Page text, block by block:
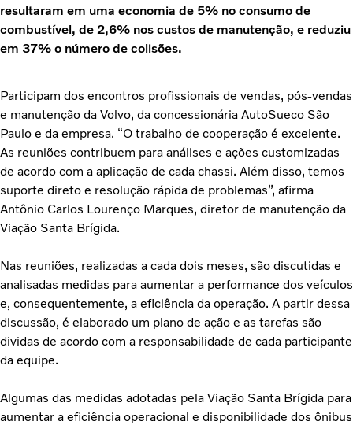
resultaram em uma economia de 5% no consumo de
combustível, de 2,6% nos custos de manutenção, e reduziu
em 37% o número de colisões.
Participam dos encontros profissionais de vendas, pós-vendas
e manutenção da Volvo, da concessionária AutoSueco São
Paulo e da empresa. “O trabalho de cooperação é excelente.
As reuniões contribuem para análises e ações customizadas
de acordo com a aplicação de cada chassi. Além disso, temos
suporte direto e resolução rápida de problemas”, afirma
Antônio Carlos Lourenço Marques, diretor de manutenção da
Viação Santa Brígida.
Nas reuniões, realizadas a cada dois meses, são discutidas e
analisadas medidas para aumentar a performance dos veículos
e, consequentemente, a eficiência da operação. A partir dessa
discussão, é elaborado um plano de ação e as tarefas são
dividas de acordo com a responsabilidade de cada participante
da equipe.
Algumas das medidas adotadas pela Viação Santa Brígida para
aumentar a eficiência operacional e disponibilidade dos ônibus